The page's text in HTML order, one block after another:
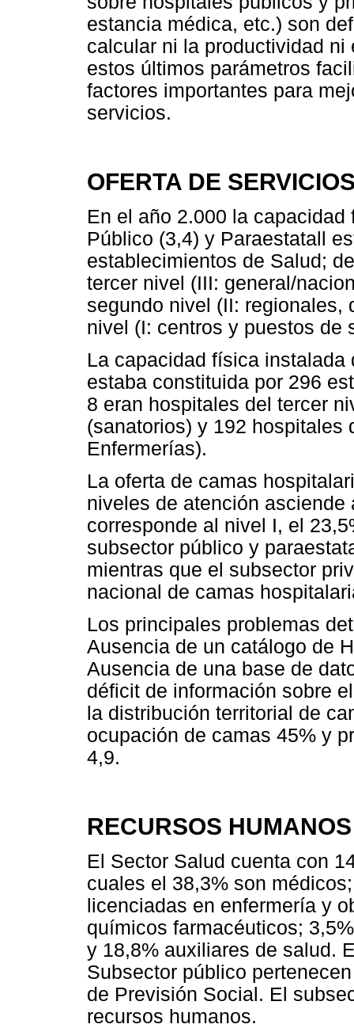
estancia médica, etc.) son
calcular ni la productividad
estos últimos parámetros
factores importantes para
servicios.
OFERTA DE
En el año 2.000 la
Público (3,4) y Paraestatall
establecimientos de Salud;
tercer nivel (III: general/
segundo nivel (II: regionales,
nivel (I: centros y puestos de
La capacidad física
estaba constituida por 296
8 eran hospitales del tercer
(sanatorios) y 192 hospitales
Enfermerías).
La oferta de camas
niveles de atención
corresponde al nivel I, el
subsector público y
mientras que el subsector
nacional de camas
Los principales problemas
Ausencia de un catálogo de
Ausencia de una base de
déficit de información sobre
la distribución territorial de
ocupación de camas 45% y
4,9.
RECURSOS HUMANOS
El Sector Salud cuenta con
cuales el 38,3% son
licenciadas en enfermería y
químicos farmacéuticos;
y 18,8% auxiliares de salud.
Subsector público
de Previsión Social. El
recursos humanos.